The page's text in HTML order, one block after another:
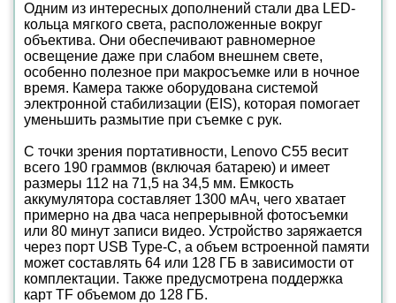
Одним из интересных дополнений стали два LED-
кольца мягкого света, расположенные вокруг
объектива. Они обеспечивают равномерное
освещение даже при слабом внешнем свете,
особенно полезное при макросъемке или в ночное
время. Камера также оборудована системой
электронной стабилизации (EIS), которая помогает
уменьшить размытие при съемке с рук.
С точки зрения портативности, Lenovo C55 весит
всего 190 граммов (включая батарею) и имеет
размеры 112 на 71,5 на 34,5 мм. Емкость
аккумулятора составляет 1300 мАч, чего хватает
примерно на два часа непрерывной фотосъемки
или 80 минут записи видео. Устройство заряжается
через порт USB Type-C, а объем встроенной памяти
может составлять 64 или 128 ГБ в зависимости от
комплектации. Также предусмотрена поддержка
карт TF объемом до 128 ГБ.